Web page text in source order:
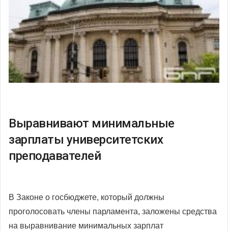
Выравнивают минимальные
зарплаты университетских
преподавателей
В Законе о госбюджете, который должны
проголосовать члены парламента, заложены средства
на выравнивание минимальных зарплат